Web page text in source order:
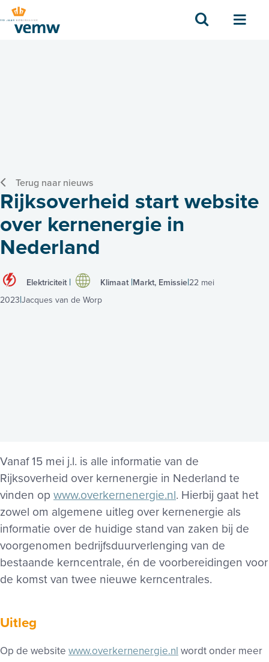
Zoek
Terug naar nieuws
Rijksoverheid start website
over kernenergie in
Nederland
Elektriciteit Klimaat Markt, Emissie22 mei
2023 Jacques van de Worp
Vanaf 15 mei j.l. is alle informatie van de
Rijksoverheid over kernenergie in Nederland te
vinden op www.overkernenergie.nl. Hierbij gaat het
zowel om algemene uitleg over kernenergie als
informatie over de huidige stand van zaken bij de
voorgenomen bedrijfsduurverlenging van de
bestaande kerncentrale, én de voorbereidingen voor
de komst van twee nieuwe kerncentrales.
Uitleg
Op de website www.overkernenergie.nl wordt onder meer